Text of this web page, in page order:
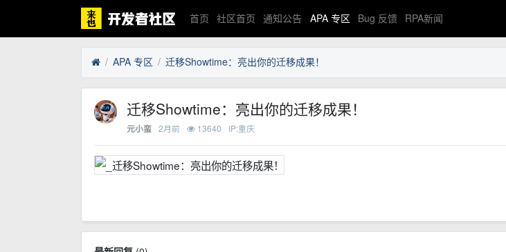
首页 社区首页 通知公告 APA 专区 Bug 反馈 RPA新闻
APA 专区 迁移Showtime：亮出你的迁移成果！
迁移Showtime：亮出你的迁移成果！
元小蛮 2月前 13640 IP:重庆